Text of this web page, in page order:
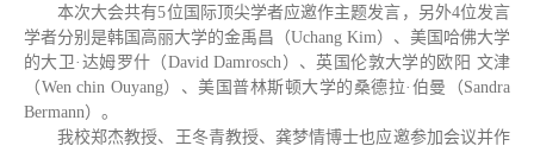
本次大会共有5位国际顶尖学者应邀作主题发言，另外4位发言
学者分别是韩国高丽大学的金禹昌（Uchang Kim）、美国哈佛大学
的大卫·达姆罗什（David Damrosch）、英国伦敦大学的欧阳 文津
（Wen chin Ouyang）、美国普林斯顿大学的桑德拉·伯曼（Sandra
Bermann）。
我校郑杰教授、王冬青教授、龚梦情博士也应邀参加会议并作